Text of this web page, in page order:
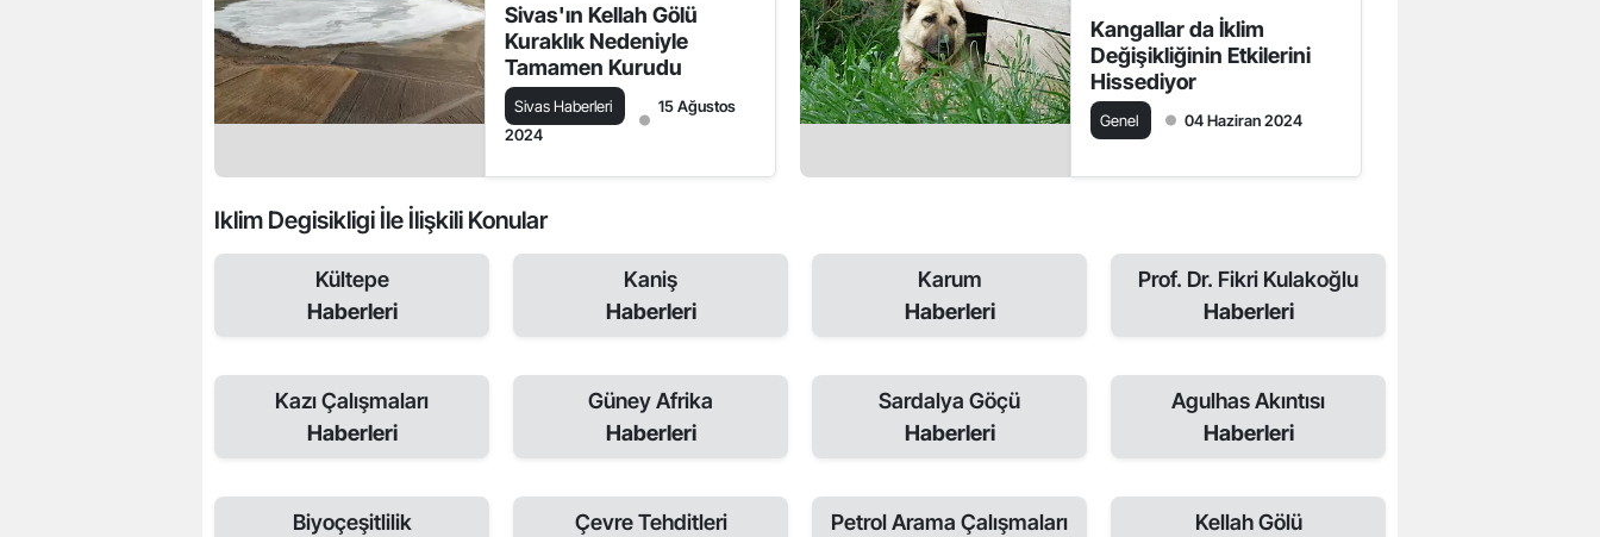
Sivas'ın Kellah Gölü
Kuraklık Nedeniyle
Tamamen Kurudu
Sivas Haberleri
15 Ağustos
2024
Kangallar da İklim
Değişikliğinin Etkilerini
Hissediyor
Genel 04 Haziran 2024
Iklim Degisikligi İle İlişkili Konular
Kültepe
Haberleri
Kaniş
Haberleri
Karum
Haberleri
Prof. Dr. Fikri Kulakoğlu
Haberleri
Kazı Çalışmaları
Haberleri
Güney Afrika
Haberleri
Sardalya Göçü
Haberleri
Agulhas Akıntısı
Haberleri
Biyoçeşitlilik
Çevre Tehditleri
Petrol Arama Çalışmaları
Kellah Gölü